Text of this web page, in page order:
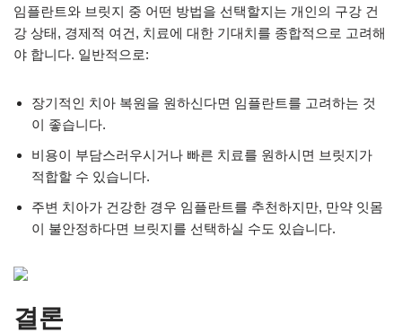
임플란트와 브릿지 중 어떤 방법을 선택할지는 개인의 구강 건
강 상태, 경제적 여건, 치료에 대한 기대치를 종합적으로 고려해
야 합니다. 일반적으로:
장기적인 치아 복원을 원하신다면 임플란트를 고려하는 것
이 좋습니다.
비용이 부담스러우시거나 빠른 치료를 원하시면 브릿지가
적합할 수 있습니다.
주변 치아가 건강한 경우 임플란트를 추천하지만, 만약 잇몸
이 불안정하다면 브릿지를 선택하실 수도 있습니다.
결론